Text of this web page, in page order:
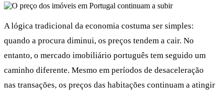
A lógica tradicional da economia costuma ser simples:
quando a procura diminui, os preços tendem a cair. No
entanto, o mercado imobiliário português tem seguido um
caminho diferente. Mesmo em períodos de desaceleração
nas transações, os preços das habitações continuam a atingir